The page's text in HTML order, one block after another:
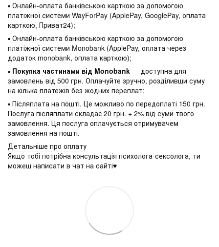
▪ Онлайн-оплата банківською карткою за допомогою
платіжної системи WayForPay (ApplePay, GooglePay, оплата
карткою, Приват24);
▪ Онлайн-оплата банківською карткою за допомогою
платіжної системи Monobank (ApplePay, оплата через
додаток monobank, оплата карткою);
▪ Покупка частинами від Monobank — доступна для
замовлень від 500 грн. Оплачуйте зручно, розділивши суму
на кілька платежів без жодних переплат;
▪ Післяплата на пошті. Це можливо по передоплаті 150 грн.
Послуга післяплати складає 20 грн. + 2% від суми твого
замовлення. Ця послуга оплачується отримувачем
замовлення на пошті.
Детальніше про оплату
Якщо тобі потрібна консультація психолога-сексолога, ти
можеш написати в чат на сайті♥